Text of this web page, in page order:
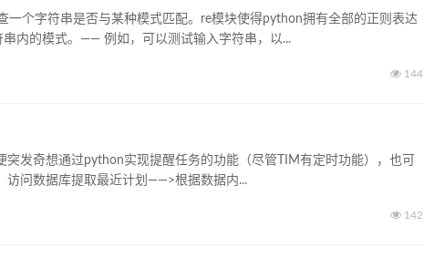
一个字符串是否与某种模式匹配。re模块使得python拥有全部的正则表达
内的模式。—— 例如，可以测试输入字符串，以...
144
发奇想通过python实现提醒任务的功能（尽管TIM有定时功能），也可
访问数据库提取最近计划——>根据数据内...
142